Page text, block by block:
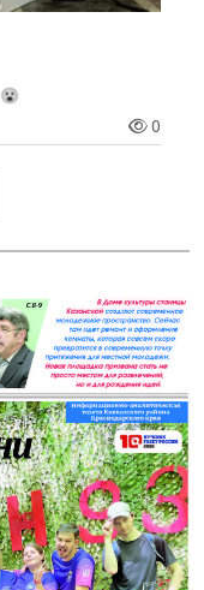
😮
0